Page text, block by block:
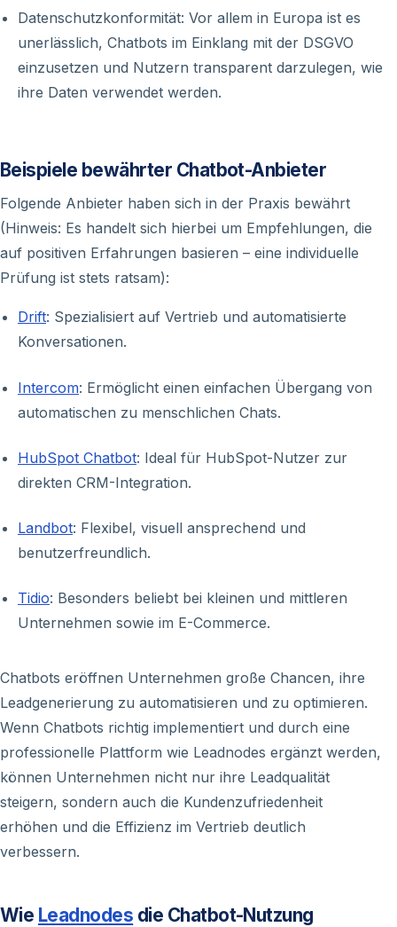
Datenschutzkonformität: Vor allem in Europa ist es
unerlässlich, Chatbots im Einklang mit der DSGVO
einzusetzen und Nutzern transparent darzulegen, wie
ihre Daten verwendet werden.
Beispiele bewährter Chatbot-Anbieter
Folgende Anbieter haben sich in der Praxis bewährt
(Hinweis: Es handelt sich hierbei um Empfehlungen, die
auf positiven Erfahrungen basieren – eine individuelle
Prüfung ist stets ratsam):
Drift: Spezialisiert auf Vertrieb und automatisierte
Konversationen.
Intercom: Ermöglicht einen einfachen Übergang von
automatischen zu menschlichen Chats.
HubSpot Chatbot: Ideal für HubSpot-Nutzer zur
direkten CRM-Integration.
Landbot: Flexibel, visuell ansprechend und
benutzerfreundlich.
Tidio: Besonders beliebt bei kleinen und mittleren
Unternehmen sowie im E-Commerce.
Chatbots eröffnen Unternehmen große Chancen, ihre
Leadgenerierung zu automatisieren und zu optimieren.
Wenn Chatbots richtig implementiert und durch eine
professionelle Plattform wie Leadnodes ergänzt werden,
können Unternehmen nicht nur ihre Leadqualität
steigern, sondern auch die Kundenzufriedenheit
erhöhen und die Effizienz im Vertrieb deutlich
verbessern.
Wie Leadnodes die Chatbot-Nutzung